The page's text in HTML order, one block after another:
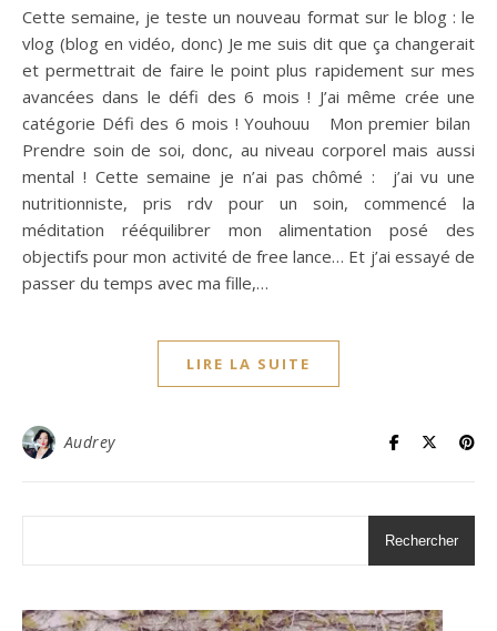
Cette semaine, je teste un nouveau format sur le blog : le
vlog (blog en vidéo, donc) Je me suis dit que ça changerait
et permettrait de faire le point plus rapidement sur mes
avancées dans le défi des 6 mois ! J’ai même crée une
catégorie Défi des 6 mois ! Youhouu Mon premier bilan
Prendre soin de soi, donc, au niveau corporel mais aussi
mental ! Cette semaine je n’ai pas chômé : j’ai vu une
nutritionniste, pris rdv pour un soin, commencé la
méditation rééquilibrer mon alimentation posé des
objectifs pour mon activité de free lance… Et j’ai essayé de
passer du temps avec ma fille,…
LIRE LA SUITE
Audrey
Rechercher